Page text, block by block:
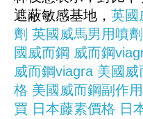
遮蔽敏感基地， 英國
劑 英國威馬男用噴劑
國威而鋼 威而鋼
威而鋼viagra 美國威
格 美國威而鋼副作用
買 日本藤素價格 日